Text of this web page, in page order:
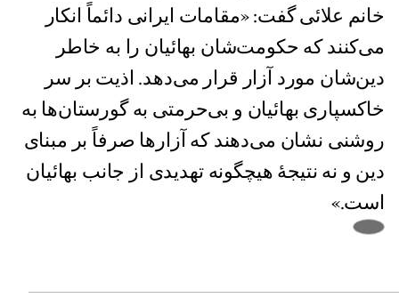
خانم علائی گفت: «مقامات ایرانی دائماً انکار
می‌کنند که حکومت‌شان بهائیان را به خاطر
دین‌شان مورد آزار قرار می‌دهد. اذیت بر سر
خاکسپاری بهائیان و بی‌حرمتی به گورستان‌ها به
روشنی نشان می‌دهند که آزارها صرفاً بر مبنای
دین و نه نتیجۀ هيچگونه تهدیدی از جانب بهائیان
است.»